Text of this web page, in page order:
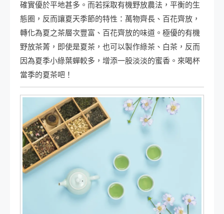
確實優於平地甚多。而若採取有機野放農法，平衡的生
態圈，反而讓夏天季節的特性：萬物齊長、百花齊放，
轉化為夏之茶層次豐富、百花齊放的味道。極優的有機
野放茶菁，即使是夏茶，也可以製作綠茶、白茶，反而
因為夏季小綠葉蟬較多，增添一股淡淡的蜜香。來喝杯
當季的夏茶吧！